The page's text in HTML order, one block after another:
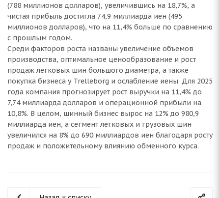
(788 миллионов долларов), увеличившись на 18,7%, а
чистая прибыль достигла 74,9 миллиарда иен (495
миллионов долларов), что на 11,4% больше по сравнению
с прошлым годом.
Среди факторов роста названы увеличение объемов
производства, оптимальное ценообразование и рост
продаж легковых шин большого диаметра, а также
покупка бизнеса у Trelleborg и ослабление иены. Для 2025
года компания прогнозирует рост выручки на 11,4% до
7,74 миллиарда долларов и операционной прибыли на
10,8%. В целом, шинный бизнес вырос на 12% до 980,9
миллиарда иен, а сегмент легковых и грузовых шин
увеличился на 8% до 690 миллиардов иен благодаря росту
продаж и положительному влиянию обменного курса.